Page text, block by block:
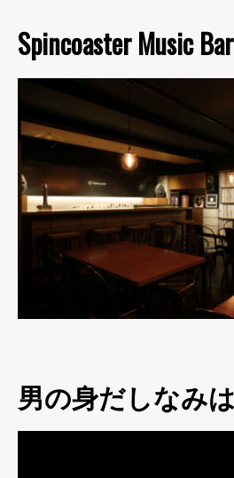
Spincoaster Music
男の身だしなみ